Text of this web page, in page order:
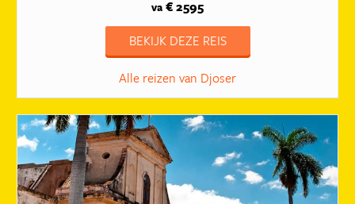
va € 2595
BEKIJK DEZE REIS
Alle reizen van Djoser